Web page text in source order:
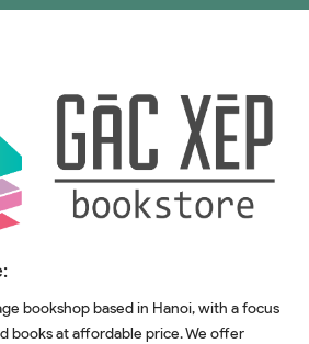
bookshop based in Hanoi, with a focus
books at affordable price. We offer